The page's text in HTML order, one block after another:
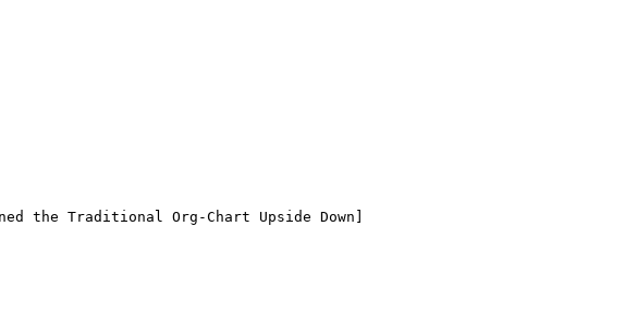
the Traditional Org-Chart Upside Down]